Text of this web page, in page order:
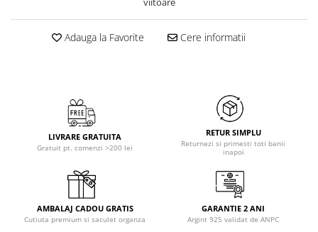
Adauga la Favorite Cere informatii
LIVRARE GRATUITA
Gratuit pt. comenzi >200 lei
RETUR SIMPLU
Returnezi si primesti toti banii
inapoi
AMBALAJ CADOU GRATIS
Cutiuta premium si saculet organza
GARANTIE 2 ANI
Argint 925 validat de ANPC